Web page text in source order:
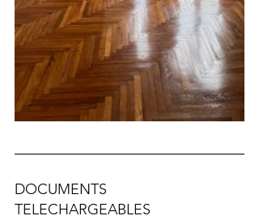
DOCUMENTS
TELECHARGEABLES